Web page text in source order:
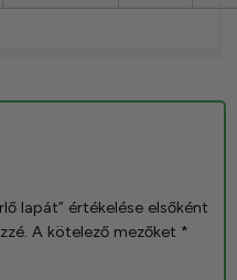
lapát” értékelése elsőként
A kötelező mezőket *